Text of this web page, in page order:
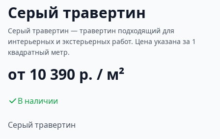
Серый травертин
Серый травертин — травертин подходящий для
интерьерных и экстерьерных работ. Цена указана за 1
квадратный метр.
от 10 390 р. / м²
В наличии
Серый травертин